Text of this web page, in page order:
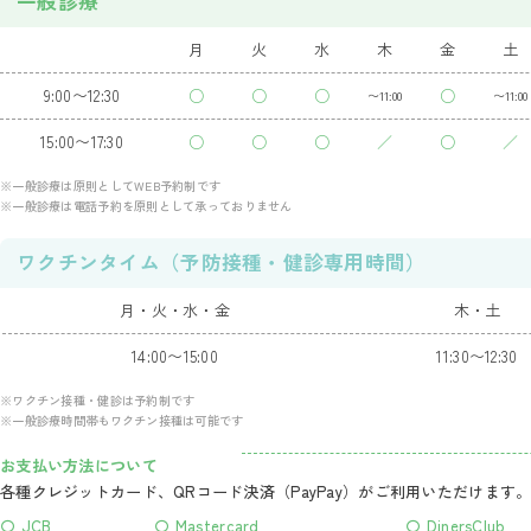
月 火 水 木 金 土
9:00〜12:30 ○ ○ ○ 〜11:00 ○ 〜11:00
15:00〜17:30 ○ ○ ○ ／ ○ ／
※一般診療は原則としてWEB予約制です
※一般診療は電話予約を原則として承っておりません
ワクチンタイム（予防接種・健診専用時間）
月・火・水・金 木・土
14:00〜15:00 11:30〜12:30
※ワクチン接種・健診は予約制です
※一般診療時間帯もワクチン接種は可能です
お支払い方法について
各種クレジットカード、QRコード決済（PayPay）がご利用いただけます。
〇 JCB
〇 Mastercard
〇 DinersClub